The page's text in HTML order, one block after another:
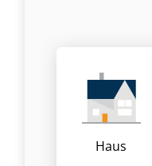
Haus